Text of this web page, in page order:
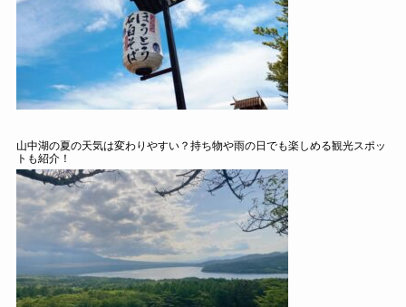
山中湖の夏の天気は変わりやすい？持ち物や雨の日でも楽しめる観光スポッ
トも紹介！